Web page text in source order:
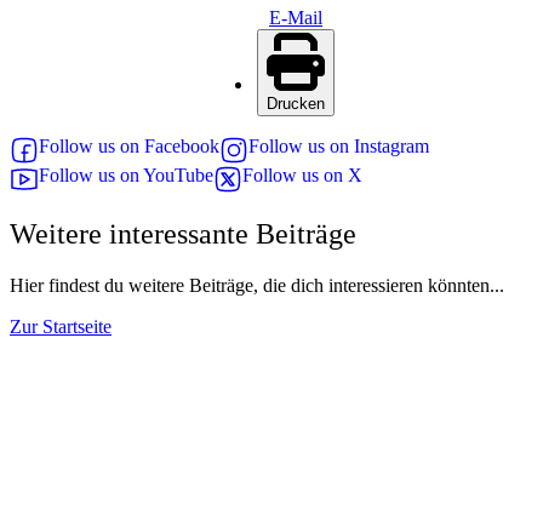
E-Mail
Drucken
Follow us on Facebook
Follow us on Instagram
Follow us on YouTube
Follow us on X
Weitere interessante Beiträge
Hier findest du weitere Beiträge, die dich interessieren könnten...
Zur Startseite